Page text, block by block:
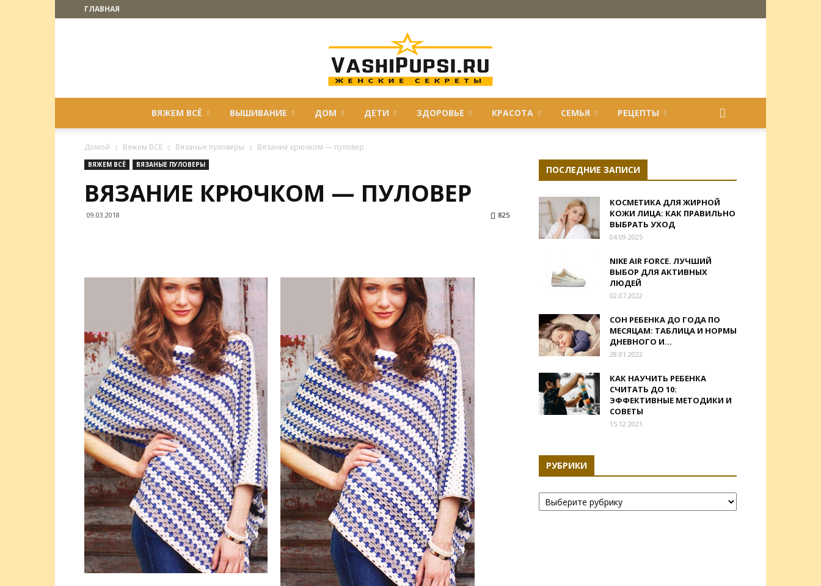
ГЛАВНАЯ
—
Женские
секреты
ВЯЖЕМ ВСЁ ВЫШИВАНИЕ ДОМ ДЕТИ ЗДОРОВЬЕ КРАСОТА СЕМЬЯ РЕЦЕПТЫ
Домой Вяжем ВСЁ Вязаные пуловеры Вязание крючком — пуловер
ВЯЖЕМ ВСЁ ВЯЗАНЫЕ ПУЛОВЕРЫ
ВЯЗАНИЕ КРЮЧКОМ — ПУЛОВЕР
09.03.2018 825
ПОСЛЕДНИЕ ЗАПИСИ
КОСМЕТИКА ДЛЯ ЖИРНОЙ
КОЖИ ЛИЦА: КАК ПРАВИЛЬНО
ВЫБРАТЬ УХОД
04.09.2025
NIKE AIR FORCE. ЛУЧШИЙ
ВЫБОР ДЛЯ АКТИВНЫХ
ЛЮДЕЙ
02.07.2022
СОН РЕБЕНКА ДО ГОДА ПО
МЕСЯЦАМ: ТАБЛИЦА И НОРМЫ
ДНЕВНОГО И...
28.01.2022
КАК НАУЧИТЬ РЕБЕНКА
СЧИТАТЬ ДО 10:
ЭФФЕКТИВНЫЕ МЕТОДИКИ И
СОВЕТЫ
15.12.2021
РУБРИКИ
Рубрики